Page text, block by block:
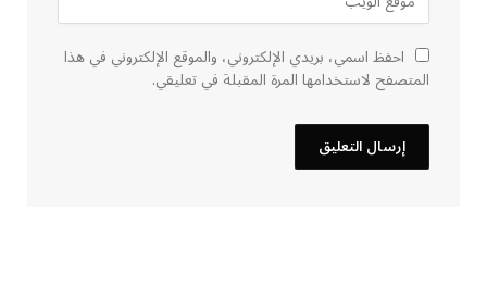
احفظ اسمي، بريدي الإلكتروني، والموقع الإلكتروني في هذا
المتصفح لاستخدامها المرة المقبلة في تعليقي.